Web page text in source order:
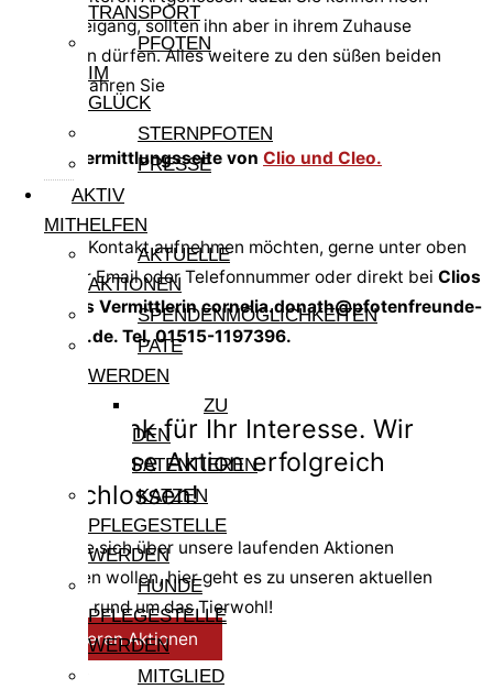
TRANSPORT
PFOTEN
IM
GLÜCK
STERNPFOTEN
PRESSE
AKTIV
MITHELFEN
AKTUELLE
AKTIONEN
SPENDENMÖGLICHKEITEN
PATE
WERDEN
ZU
DEN
PATENTIEREN
KATZEN
PFLEGESTELLE
WERDEN
HUNDE
PFLEGESTELLE
WERDEN
MITGLIED
keinen Freigang, sollten ihn aber in ihrem Zuhause
bekommen dürfen. Alles weitere zu den süßen beiden
Tigern erfahren Sie
auf der Vermittlungsseite von Clio und Cleo.
Wenn Sie Kontakt aufnehmen möchten, gerne unter oben
stehender Email oder Telefonnummer oder direkt bei Clios
und Cleos Vermittlerin cornelia.donath@pfotenfreunde-
sardinien.de. Tel. 01515-1197396.
Vielen Dank für Ihr Interesse. Wir
haben diese Aktion erfolgreich
abgeschlossen!
Sollten Sie sich über unsere laufenden Aktionen
informieren wollen, hier geht es zu unseren aktuellen
Initiativen rund um das Tierwohl!
Zu unseren Aktionen
Facebook